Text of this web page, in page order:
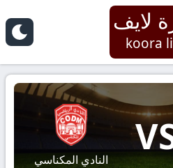
لايف
koora
النادي المكناسي